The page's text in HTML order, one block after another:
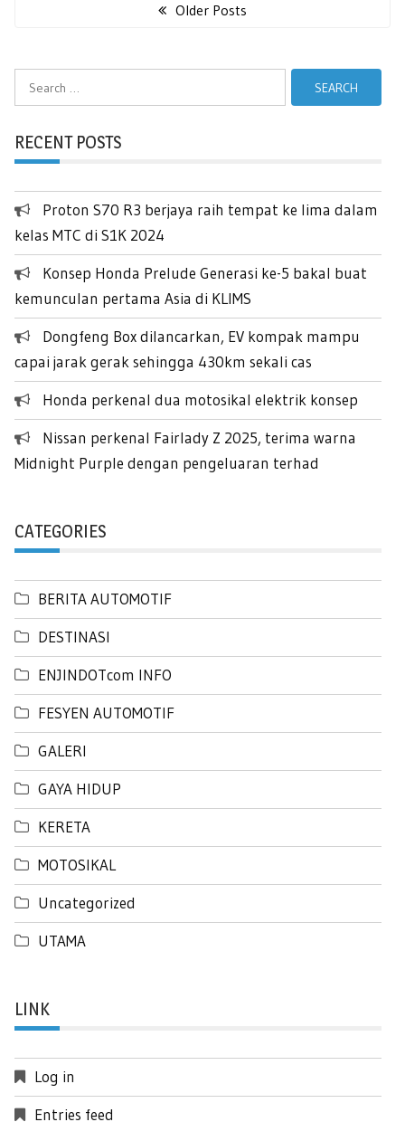
Older Posts
RECENT POSTS
Proton S70 R3 berjaya raih tempat ke lima dalam
kelas MTC di S1K 2024
Konsep Honda Prelude Generasi ke-5 bakal buat
kemunculan pertama Asia di KLIMS
Dongfeng Box dilancarkan, EV kompak mampu
capai jarak gerak sehingga 430km sekali cas
Honda perkenal dua motosikal elektrik konsep
Nissan perkenal Fairlady Z 2025, terima warna
Midnight Purple dengan pengeluaran terhad
CATEGORIES
BERITA AUTOMOTIF
DESTINASI
ENJINDOTcom INFO
FESYEN AUTOMOTIF
GALERI
GAYA HIDUP
KERETA
MOTOSIKAL
Uncategorized
UTAMA
LINK
Log in
Entries feed